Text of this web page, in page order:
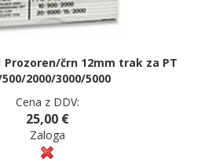
Prozoren/črn 12mm trak za PT
2000/3000/5000
Cena z DDV:
25,00 €
Zaloga